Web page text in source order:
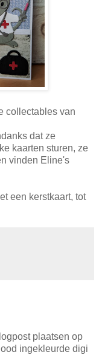
collectables van
dat ze
kaarten sturen, ze
vinden Eline's
een kerstkaart, tot
plaatsen op
ingekleurde digi